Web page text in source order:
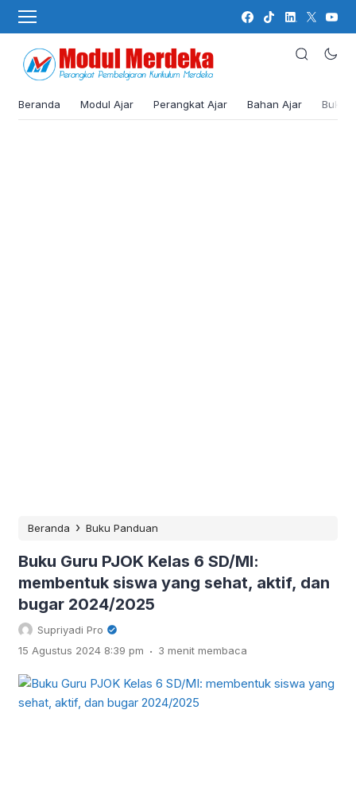
Beranda Modul Ajar Perangkat Ajar Bahan Ajar Buku
Beranda › Buku Panduan
Buku Guru PJOK Kelas 6 SD/MI:
membentuk siswa yang sehat, aktif, dan
bugar 2024/2025
Supriyadi Pro
15 Agustus 2024 8:39 pm . 3 menit membaca